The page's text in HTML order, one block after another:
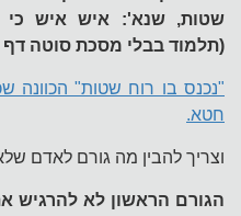
שטות, שנא': איש איש
(תלמוד בבלי מסכת סוטה דף
"נכנס בו רוח שטות" הכוונה
חטא.
וצריך להבין מה גורם לאדם
הגורם הראשון לא להרגיש